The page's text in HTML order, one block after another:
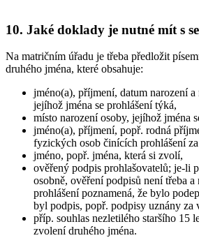
10. Jaké doklady je nutné mít s
Na matričním úřadu je třeba předložit
druhého jména, které obsahuje:
jméno(a), příjmení, datum narození a
jejíhož jména se prohlášení týká,
místo narození osoby, jejíhož jména
jméno(a), příjmení, popř. rodná
fyzických osob činících prohlášení
jméno, popř. jména, která si zvolí,
ověřený podpis prohlašovatelů; je-li
osobně, ověření podpisů není třeba a
prohlášení poznamená, že bylo
byl podpis, popř. podpisy uznány za
příp. souhlas nezletilého staršího 15
zvolení druhého jména.